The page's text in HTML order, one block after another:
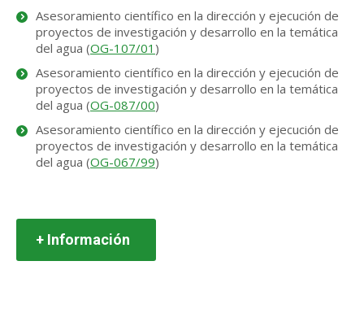
Asesoramiento científico en la dirección y ejecución de
proyectos de investigación y desarrollo en la temática
del agua (OG-107/01 )
Asesoramiento científico en la dirección y ejecución de
proyectos de investigación y desarrollo en la temática
del agua (OG-087/00)
Asesoramiento científico en la dirección y ejecución de
proyectos de investigación y desarrollo en la temática
del agua (OG-067/99)
+ Información